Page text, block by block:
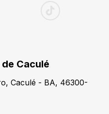
Caculé
Caculé - BA, 46300-